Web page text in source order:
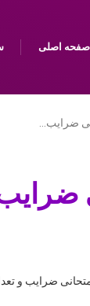
صفحه اصلی
ضرایب…
ضرایب و تعداد سوالات در